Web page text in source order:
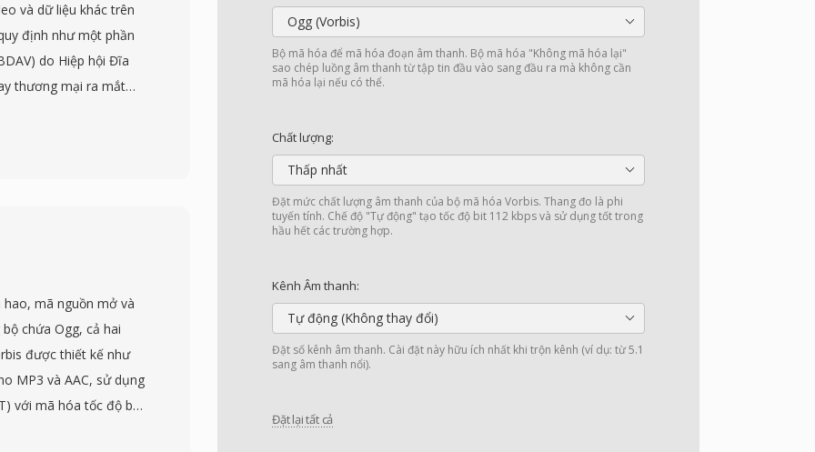
Ogg (Vorbis)
Bộ mã hóa để mã hóa đoạn âm thanh. Bộ mã hóa "Không mã hóa lại"
sao chép luồng âm thanh từ tập tin đầu vào sang đầu ra mà không cần
mã hóa lại nếu có thể.
Chất lượng:
Thấp nhất
Đặt mức chất lượng âm thanh của bộ mã hóa Vorbis. Thang đo là phi
tuyến tính. Chế độ "Tự động" tạo tốc độ bit 112 kbps và sử dụng tốt trong
hầu hết các trường hợp.
Kênh Âm thanh:
Tự động (Không thay đổi)
Đặt số kênh âm thanh. Cài đặt này hữu ích nhất khi trộn kênh (ví dụ: từ 5.1
sang âm thanh nổi).
Đặt lại tất cả
và dữ liệu khác trên
định như một phần
do Hiệp hội Đĩa
thương mại ra mắt
gói MPEG-2
gồm H.264/AVC,
âm thanh vòm
bởi máy quay
biến trong cả quy
Tệp M2TS bảo tồn
tương tác trong
và hỗ trợ codec
hao, mã nguồn mở và
chứa Ogg, cả hai
được thiết kế như
MP3 và AAC, sử dụng
với mã hóa tốc độ bit
từng khung. Các thử